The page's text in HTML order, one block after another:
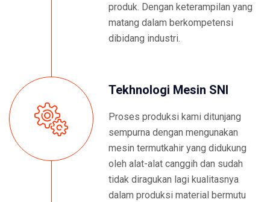
produk. Dengan keterampilan yang
matang dalam berkompetensi
dibidang industri.
Tekhnologi Mesin SNI
Proses produksi kami ditunjang
sempurna dengan mengunakan
mesin termutkahir yang didukung
oleh alat-alat canggih dan sudah
tidak diragukan lagi kualitasnya
dalam produksi material bermutu